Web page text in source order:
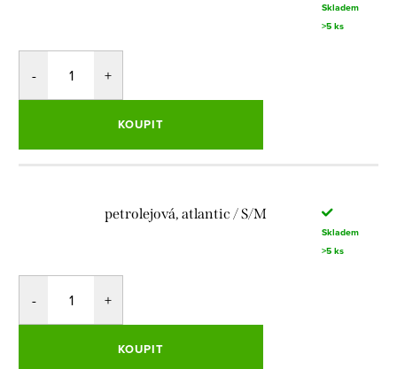
Skladem
>5 ks
KOUPIT
petrolejová, atlantic / S/M
Skladem
>5 ks
KOUPIT